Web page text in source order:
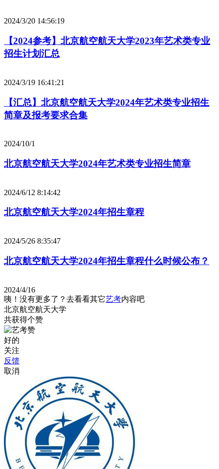
2024/3/20 14:56:19
【2024参考】北京航空航天大学2023年艺术类专业
招生计划汇总
2024/3/19 16:41:21
【汇总】北京航空航天大学2024年艺术类专业招生
简章及报考要求合集
2024/10/1
北京航空航天大学2024年艺术类专业招生简章
2024/6/12 8:14:42
北京航空航天大学2024年招生章程
2024/5/26 8:35:47
北京航空航天大学2024年招生章程什么时候公布？
2024/4/16
咦！没有更多了？去看看其它艺考内容吧
北京航空航天大学
共获得个赞
好的
关注
反馈
取消